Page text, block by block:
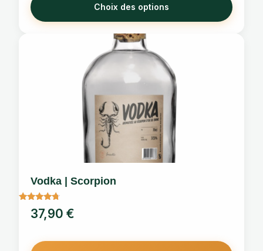
Choix des options
Vodka | Scorpion
Note37,90 €